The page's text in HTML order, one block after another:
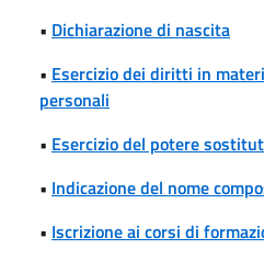
• Dichiarazione di nascita
• Esercizio dei diritti in
personali
• Esercizio del potere
• Indicazione del nome
• Iscrizione ai corsi di